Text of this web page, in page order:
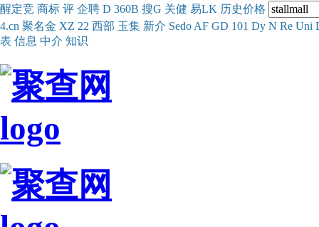
醒定竞 商标 评 企聘 D 360B 搜G 关健 易LK 历史价格
4.cn 聚名金 XZ 22 西部 玉集 新介 Sedo AF GD 101 Dy N Re Uni
表 信息 中介 知识